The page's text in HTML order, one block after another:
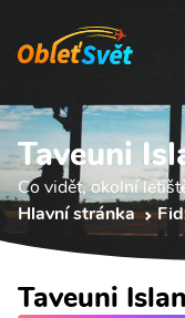
Taveuni
Co vidět, okolní
Hlavní stránka
Taveuni